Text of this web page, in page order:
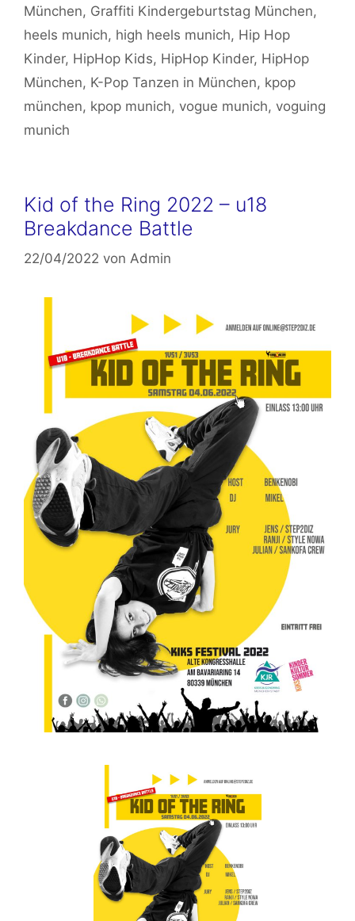
München, Graffiti Kindergeburtstag München,
heels munich, high heels munich, Hip Hop
Kinder, HipHop Kids, HipHop Kinder, HipHop
München, K-Pop Tanzen in München, kpop
münchen, kpop munich, vogue munich, voguing
munich
Kid of the Ring 2022 – u18
Breakdance Battle
22/04/2022 von Admin